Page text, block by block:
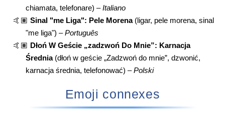
chiamata, telefonare) –Italiano
🤙🏽 Sinal "me Liga": Pele Morena(ligar, pele morena, sinal
"me liga") –Português
🤙🏽 Dłoń W Geście „zadzwoń Do Mnie”: Karnacja
Średnia(dłoń w geście „Zadzwoń do mnie”, dzwonić,
karnacja średnia, telefonować) –Polski
Emoji connexes